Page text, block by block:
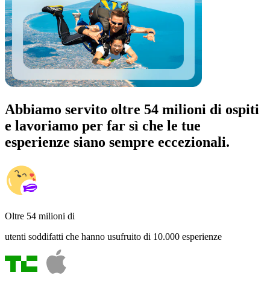
Abbiamo servito oltre 54 milioni di ospiti
e lavoriamo per far sì che le tue
esperienze siano sempre eccezionali.
Oltre 54 milioni di
utenti soddifatti che hanno usufruito di 10.000 esperienze